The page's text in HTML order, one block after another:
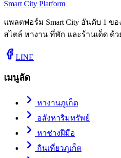
Smart City Platform
แพลตฟอร์ม Smart City อันดับ 1 ข
สไตล์ หางาน ที่พัก และร้านเด็ด ด้
LINE
เมนูลัด
หางานภูเก็ต
อสังหาริมทรัพย์
หาช่างฝีมือ
กินเที่ยวภูเก็ต